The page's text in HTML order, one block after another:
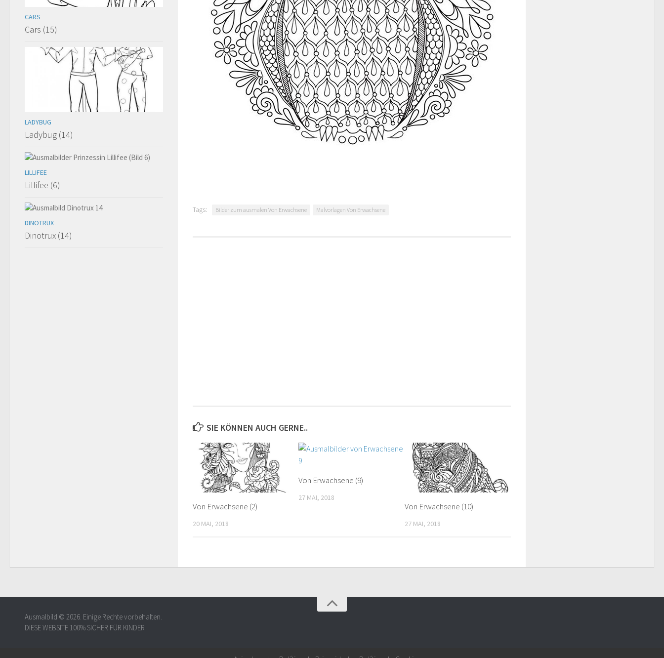
Tags: Bilder zum ausmalen Von Erwachsene Malvorlagen Von Erwachsene
SIE KÖNNEN AUCH GERNE..
Von Erwachsene (2)
20 MAI, 2018
Von Erwachsene (9)
27 MAI, 2018
Von Erwachsene (10)
27 MAI, 2018
CARS
Cars (15)
LADYBUG
Ladybug (14)
LILLIFEE
Lillifee (6)
DINOTRUX
Dinotrux (14)
Ausmalbild © 2026. Einige Rechte vorbehalten.
DIESE WEBSITE 100% SICHER FÜR KINDER